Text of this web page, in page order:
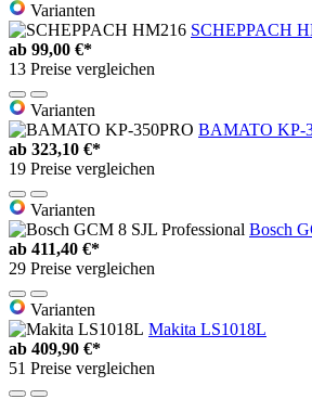
Varianten
SCHEPPACH
ab 99,00 €*
13 Preise vergleichen
Varianten
BAMATO KP-
ab 323,10 €*
19 Preise vergleichen
Varianten
Bosch
ab 411,40 €*
29 Preise vergleichen
Varianten
Makita LS1018L
ab 409,90 €*
51 Preise vergleichen